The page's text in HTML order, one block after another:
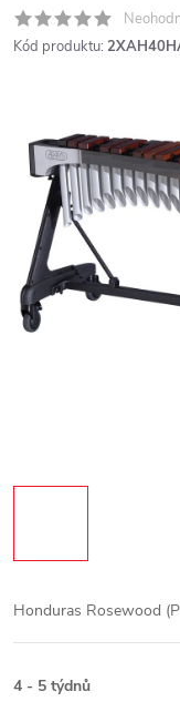
Kód produktu:
Honduras Rosewood
4 - 5 týdnů